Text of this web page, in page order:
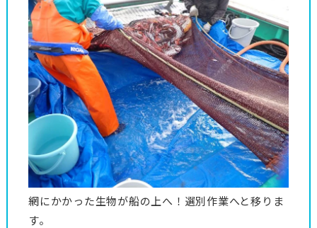
網にかかった生物が船の上へ！選別作業へと移りま
す。